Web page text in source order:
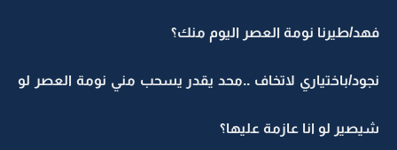
فهد/طيرنا نومة العصر اليوم منك؟
نجود/باختياري لاتخاف ..محد يقدر يسحب مني نومة العصر لو
شيصير لو انا عازمة عليها؟